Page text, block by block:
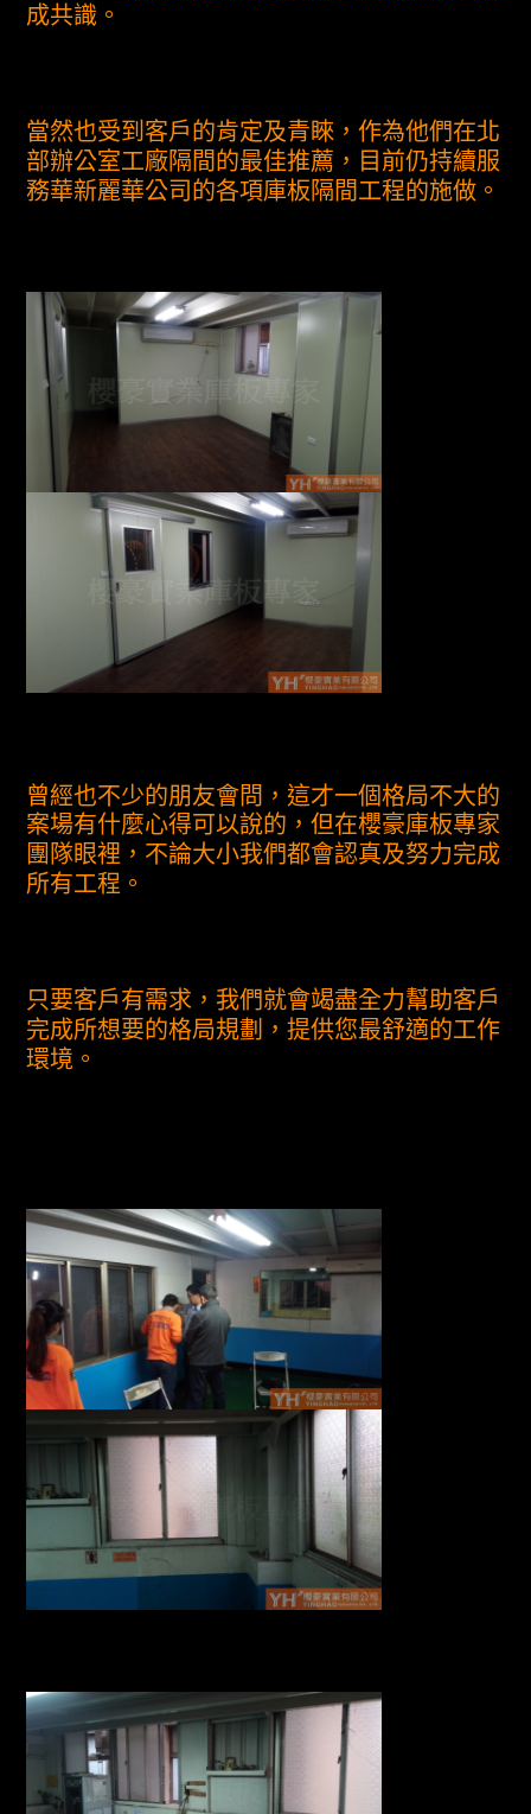
成共識。
當然也受到客戶的肯定及青睞，作為他們在北
部辦公室工廠隔間的最佳推薦，目前仍持續服
務華新麗華公司的各項庫板隔間工程的施做。
曾經也不少的朋友會問，這才一個格局不大的
案場有什麼心得可以說的，但在櫻豪庫板專家
團隊眼裡，不論大小我們都會認真及努力完成
所有工程。
只要客戶有需求，我們就會竭盡全力幫助客戶
完成所想要的格局規劃，提供您最舒適的工作
環境。